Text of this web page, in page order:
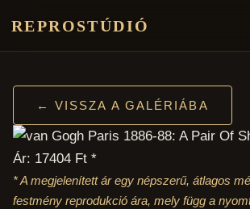
REPROSTÚDIÓ
← VISSZA A GALÉRIÁBA
Ár: 17404 Ft *
* A megjelenített ár egy népszerű, átlagos
festmény reprodukció ára, mely függ a